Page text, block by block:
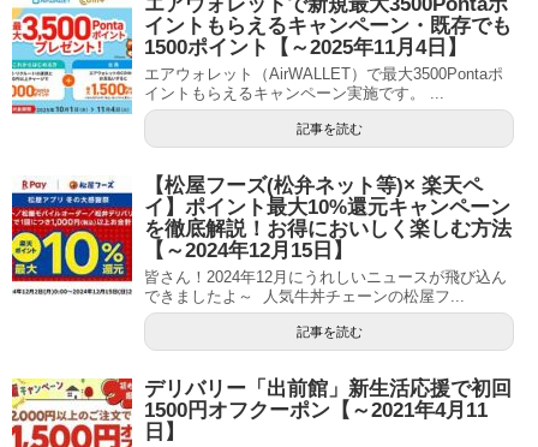
イントもらえるキャンペーン・既存でも
1500ポイント【～2025年11月4日】
エアウォレット（AirWALLET）で最大3500Pontaポ
イントもらえるキャンペーン実施です。 ...
記事を読む
【松屋フーズ(松弁ネット等)× 楽天ペ
イ】ポイント最大10%還元キャンペーン
を徹底解説！お得においしく楽しむ方法
【～2024年12月15日】
皆さん！2024年12月にうれしいニュースが飛び込ん
できましたよ～ 人気牛丼チェーンの松屋フ...
記事を読む
デリバリー「出前館」新生活応援で初回
1500円オフクーポン【～2021年4月11
日】